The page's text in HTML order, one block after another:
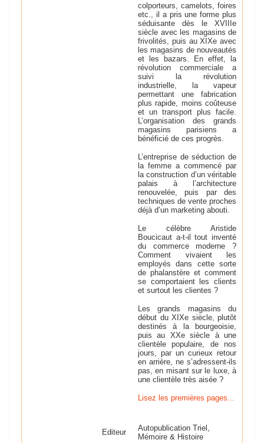
colporteurs, camelots, foires
etc., il a pris une forme plus
séduisante dès le XVIIIe
siècle avec les magasins de
frivolités, puis au XIXe avec
les magasins de nouveautés
et les bazars. En effet, la
révolution commerciale a
suivi la révolution
industrielle, la vapeur
permettant une fabrication
plus rapide, moins coûteuse
et un transport plus facile.
L’organisation des grands
magasins parisiens a
bénéficié de ces progrès.
L’entreprise de séduction de
la femme a commencé par
la construction d’un véritable
palais à l’architecture
renouvelée, puis par des
techniques de vente proches
déjà d’un marketing abouti.
Le célèbre Aristide
Boucicaut a-t-il tout inventé
du commerce moderne ?
Comment vivaient les
employés dans cette sorte
de phalanstère et comment
se comportaient les clients
et surtout les clientes ?
Les grands magasins du
début du XIXe siècle, plutôt
destinés à la bourgeoisie,
puis au XXe siècle à une
clientèle populaire, de nos
jours, par un curieux retour
en arrière, ne s’adressent-ils
pas, en misant sur le luxe, à
une clientèle très aisée ?
Lisez les premières pages...
Editeur
Autopublication Triel,
Mémoire & Histoire